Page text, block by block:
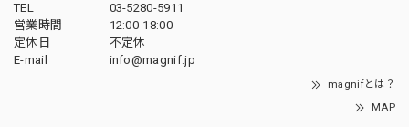
TEL
03-5280-5911
営業時間
12:00-18:00
定休日
不定休
E-mail
info@magnif.jp
magnifとは？
MAP